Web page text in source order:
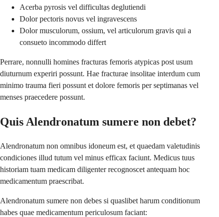
Acerba pyrosis vel difficultas deglutiendi
Dolor pectoris novus vel ingravescens
Dolor musculorum, ossium, vel articulorum gravis qui a
consueto incommodo differt
Perrare, nonnulli homines fracturas femoris atypicas post usum
diuturnum experiri possunt. Hae fracturae insolitae interdum cum
minimo trauma fieri possunt et dolore femoris per septimanas vel
menses praecedere possunt.
Quis Alendronatum sumere non debet?
Alendronatum non omnibus idoneum est, et quaedam valetudinis
condiciones illud tutum vel minus efficax faciunt. Medicus tuus
historiam tuam medicam diligenter recognoscet antequam hoc
medicamentum praescribat.
Alendronatum sumere non debes si quaslibet harum conditionum
habes quae medicamentum periculosum faciant: